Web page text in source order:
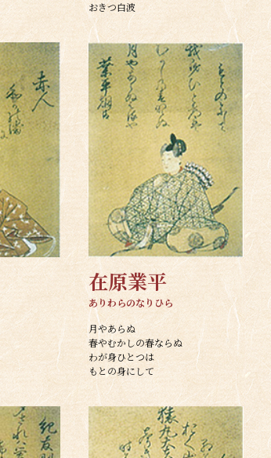
おきつ白波
在原業平
ありわらのなりひら
月やあらぬ
春やむかしの春ならぬ
わが身ひとつは
もとの身にして